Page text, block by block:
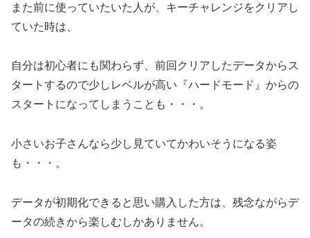
また前に使っていたいた人が、キーチャレンジをクリアし
ていた時は、
自分は初心者にも関わらず、前回クリアしたデータからス
タートするので少しレベルが高い『ハードモード』からの
スタートになってしまうことも・・・。
小さいお子さんなら少し見ていてかわいそうになる姿
も・・・。
データが初期化できると思い購入した方は、残念ながらデ
ータの続きから楽しむしかありません。